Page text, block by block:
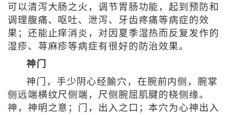
可以清泻大肠之火，调节胃肠功能，起到预防和
调理腹痛、呕吐、泄泻、牙齿疼痛等病症的效
果；还能止痒消炎，对因夏季湿热而反复发作的
湿疹、荨麻疹等病症有很好的防治效果。
神门
神门，手少阴心经腧穴，在腕前内侧，腕掌
侧远端横纹尺侧端，尺侧腕屈肌腱的桡侧缘。
神，神明之意；门，出入之口；本穴为心神出入